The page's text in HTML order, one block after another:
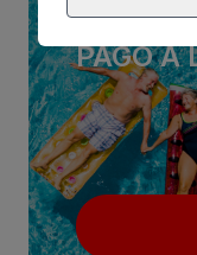
PAGO A